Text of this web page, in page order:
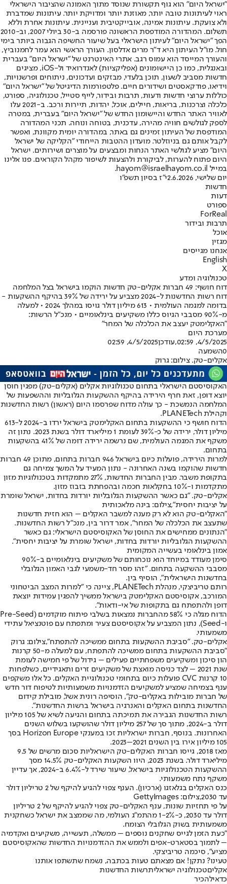
"ישראל היום" הוא גוף תקשורת שנוסד מתוך האמונה שהציבור הישראלי
ראוי לעיתונות טובה יותר, מאוזנת יותר ומדויקת יותר. עיתונות שמדברת
ולא צועקת. עיתונות אמינה, אובייקטיבית ועניינית. עיתונות אחרת וללא
תשלום. המהדורה המודפסת הראשונה פורסמה ב-30 ביולי 2007, וב-2010
הפך "ישראל היום" לעיתון הישראלי בעל שיעור החשיפה הגבוה ביותר בימי
חול. מו"ל העיתון היא ד"ר מרים אדלסון. העורך הראשי הוא עמר לחמנוביץ,
והעורך המייסד הוא עמוס רגב. אתרי האינטרנט של "ישראל היום" בעברית
ובאנגלית, כמו כן היישומונים (אפליקציות) לאנדרואיד ול-iOS, מציגים
חדשות מסביב לשעון, תוכן בלעדי, מבזקים ועדכונים, ניתוחים ופרשנויות,
וידיאו, פודקאסטים ושידורים חיים. פלטפורמות הדיגיטל של "ישראל היום"
כוללות ערוצי חדשות ודעות, תרבות ובידור, לייף סטייל, טכנולוגיה, ספורט,
כלכלה וצרכנות, בריאות, חיילים, אוכל, יהדות, תיירות ורכב. ב-2021 עלו
לאוויר האתר החדש והיישומון החדש של "ישראל היום" בעברית, במטרה
לספק לגולשים חוויה מהירה, עדכנית, בטוחה ונוחה. תכני המהדורה
המודפסת של העיתון זמינים גם באתר, במהדורה יומית מקוונת, ואפשר
לקבל אותם גם בניוזלטר. מועדון ההטבות הייחודי "הקליקה של ישראל
היום" מציע לגולשי האתר הנחות ומבצעים על מוצרים ושירותים. ישראל
היום פתוח להערות, לביקורת ולהצעות לשיפור מקהל הקוראים. פנו אלינו
במייל hayom@israelhayom.co.il.
יום שלישי, 2.6.2026
י"ז בסיון תשפ"ו
חדשות
דעות
ספורט
ForReal
תרבות ובידור
אוכל
מגזין
אנחנו מגייסים
English
X
טכנולוגיה ומדע
דוח חושף: 49 חברות אקלים-טק חדשות הוקמו בישראל בצל המלחמה
דוח רשות החדשנות ל-2024 מצביע על ירידה של 39% בהיקף ההשקעות -
בדומה למגמה העולמית • 613 מיליון דולר גויסו במהלך 2024 • למעלה
מ-90% מסבבי הגיוס כללו משקיעים בינלאומיים • מנכ"ל הרשות:
"האקלימטק יעצב את הכלכלה של המחר"
מערכת היום
4/5/2025, 02:59
,עודכן4/5/2025, 02:59
0השמעה
אקלים-טק. צילום: גרוק
האקוסיסטם הישראלי בתחום טכנולוגיות אקלים (אקלים-טק) מפגין חוסן
יוצא דופן, זאת חרף הירידה בהיקף ההשקעות הגלובליות וההשפעות של
המלחמה הנמשכת - כך עולה מדוח שפרסמו היום (ראשון) רשות החדשנות
וקהילת PLANETech.
הדוח חושף כי ההשקעות בתחום האקלימטק בישראל ירדו ב-2024 ל-613
מיליון דולר, ירידה של כ-39% לעומת 1 מיליארד דולר בשנת 2023. נתון זה
משקף את המגמה העולמית, שם נרשמה ירידה דומה של 41% בהשקעות
בתחום.
למרות הירידה, פועלות כיום בישראל 946 חברות בתחום, מתוכן 49 חברות
חדשות שהוקמו בשנה האחרונה - נתון המעיד על המשך צמיחה גם
בתקופת משבר. מבין החברות החדשות, 27% מתמקדות בטכנולוגיות מזון
מתקדמות ו-10% בחקלאות חכמה ובהפחתת בזבוז מזון.
אקלים-טק. "גם כאשר ההשקעות הגלובליות יורדות בחדות, ישראל שומרת
על יציבות יחסית",צילום: בינה מלאכותית
"האקלים-טק הוא לא רק מענה למשבר האקלים – הוא חזית חדשנות
שתעצב את הכלכלה של המחר", אמר דרור בין, מנכ"ל רשות החדשנות.
"הנתונים ממחישים את החוסן של האקוסיסטם הישראלי: גם כאשר
ההשקעות הגלובליות יורדות בחדות, ישראל שומרת על יציבות יחסית".
אמון בינלאומי בעשייה המקומית
סימן מעודד במיוחד הוא נוכחותם של משקיעים בינלאומיים ב-90%
מסבבי ההשקעה בתחום. "זהו מסר חד-משמעי לגבי האמון הגלובלי
בחדשנות הישראלית", הוסיף בין.
רותם טריביצקי, מנהלת PLANETech, ציינה כי "למרות המצב הביטחוני
המורכב, אקוסיסטם האקלימטק בישראל ממשיך להפגין עמידות יוצאת
דופן ולהתפתח גם בתקופות של אי-ודאות".
הדוח מגלה כי 58% מהחברות נמצאות בשלבי פיתוח מוקדמים (Pre-Seed
ו-Seed), נתון המצביע על אקוסיסטם צעיר ומתפתח עם פוטנציאל עתידי
משמעותי.
אקלים-טק. "סביבת ההשקעות בתחום ממשיכה להתפתח",צילום: גרוק
"סביבת ההשקעות בתחום ממשיכה להתפתח, עם למעלה מ-50 קרנות
הון סיכון ומשקיעים משפחתיים פעילים – גידול של פי חמישה לעומת
שנת 2021 – לצד כניסה מואצת של משקיעים זרים ותאגידיים, כשלפחות
10 קרנות CVC פועלות כיום בתחומי טכנולוגיית האקלים. כל אלו משקפים
ענף בצמיחה שמציע למשקיעים הזדמנויות משמעותיות לטיפוח דור חדש
של חברות מובילות באקלים-טק", הוסיפה רונית אשל, מובילת קידום
החדשנות בתחום האקלים והאנרגיה בישראל ברשות החדשנות".
רשות החדשנות הגבירה את תמיכתה בתחום והגיעה לשיא של 105 מיליון
דולר ב-2024, מתוך סך של 257 מיליון דולר שהושקעו בשלוש השנים
האחרונות. בנוסף, חברות ישראליות זכו במענקי Horizon Europe בסך
105 מיליון אירו בין השנים 2021–2023.
מאז 2018, גייסו חברות האקלים-טק הישראליות סכום מרשים של 9.5
מיליארד דולר. בשנת 2023, היוו השקעות האקלים-טק 14.5% מסך
ההשקעות הטכנולוגיות בישראל, שיעור שירד ל-6.4% ב-2024, אך עדיין
משקף נתח משמעותי.
כנס האקלים בגלאזגו (ארכיון). הענף צפוי להגיע להיקף של 2 טריליון דולר
עד 2030,צילום: GettyImages
על פי תחזיות שונות, ענף האקלים-טק צפוי להגיע להיקף של 2 טריליון
דולר עד 2030, כ-1-2% מהתמ"ג העולמי, מה שממצב את ישראל כשחקנית
משמעותית בשוק הגלובלי הצומח.
"כעת הזמן לגייס שחקנים נוספים – ממשלה, תעשייה, משקיעים ואקדמיה
– לתמוך בסטארט-אפים ולממש את ההזדמנויות החדשות שהאקוסיסטם
מציע", סיכמה טריביצקי.
טעינו? נתקן! אם מצאתם טעות בכתבה, נשמח שתשתפו אותנו
אקליםטכנולוגיה ישראליתרשות החדשנות
כדאילהכיר